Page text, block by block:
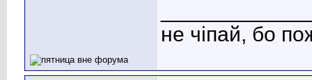
не чіпай, бо